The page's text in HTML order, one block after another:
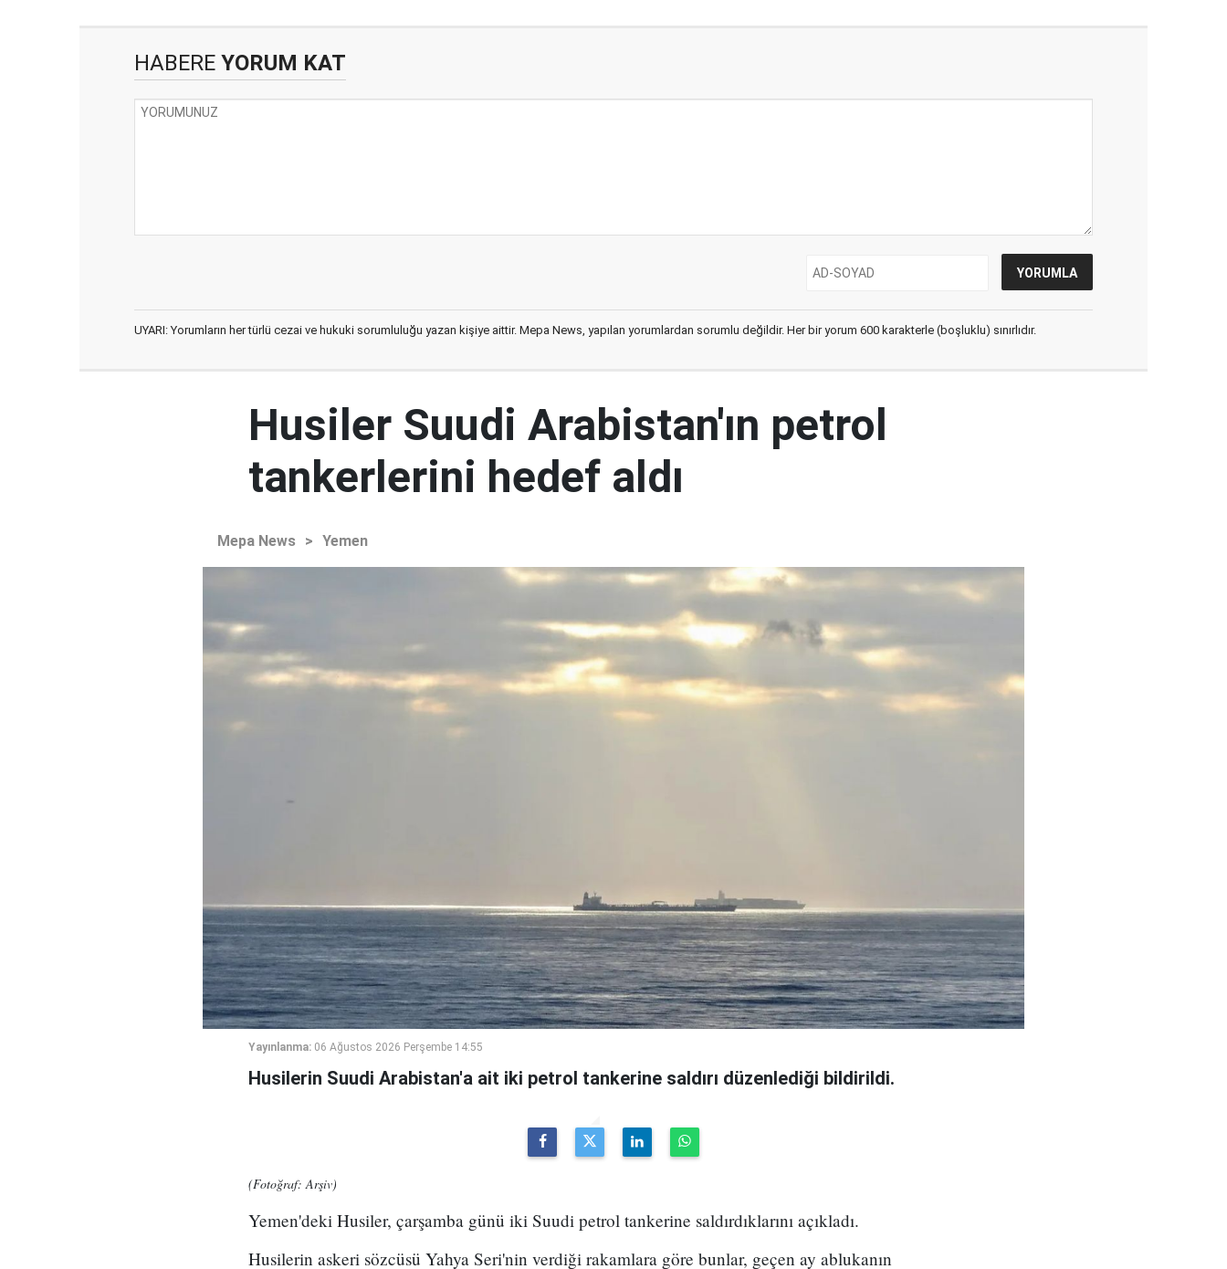
HABERE YORUM KAT
UYARI: Yorumların her türlü cezai ve hukuki sorumluluğu yazan kişiye aittir. Mepa News, yapılan yorumlardan sorumlu değildir. Her bir yorum 600 karakterle (boşluklu) sınırlıdır.
Husiler Suudi Arabistan'ın petrol
tankerlerini hedef aldı
Mepa News > Yemen
Yayınlanma: 06 Ağustos 2026 Perşembe 14:55
Husilerin Suudi Arabistan'a ait iki petrol tankerine saldırı düzenlediği bildirildi.
(Fotoğraf: Arşiv)
Yemen'deki Husiler, çarşamba günü iki Suudi petrol tankerine saldırdıklarını açıkladı.
Husilerin askeri sözcüsü Yahya Seri'nin verdiği rakamlara göre bunlar, geçen ay ablukanın